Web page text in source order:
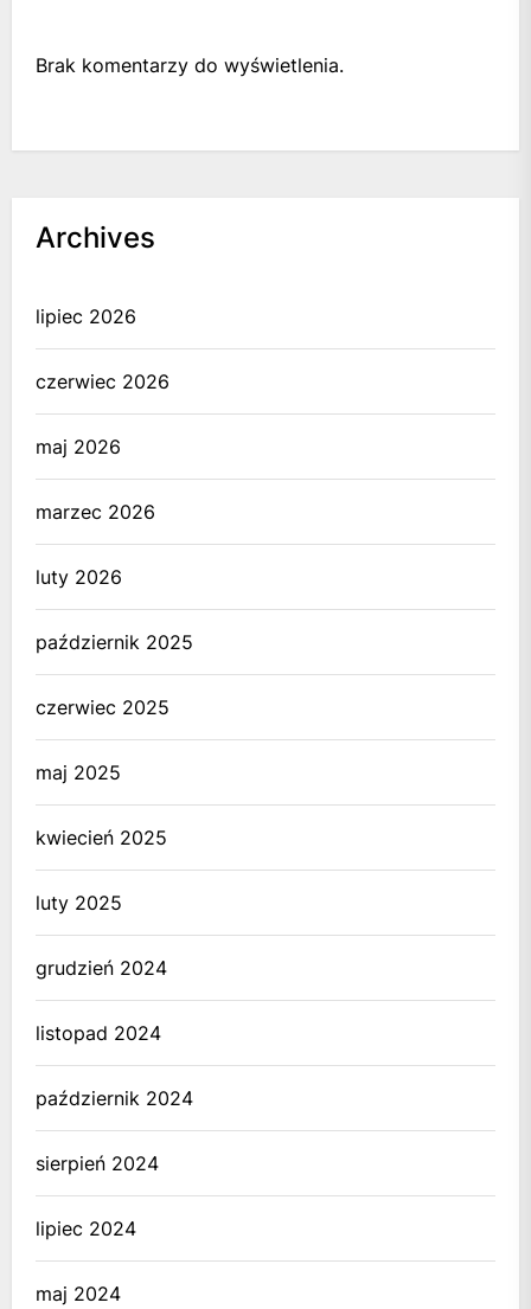
Brak komentarzy do wyświetlenia.
Archives
lipiec 2026
czerwiec 2026
maj 2026
marzec 2026
luty 2026
październik 2025
czerwiec 2025
maj 2025
kwiecień 2025
luty 2025
grudzień 2024
listopad 2024
październik 2024
sierpień 2024
lipiec 2024
maj 2024